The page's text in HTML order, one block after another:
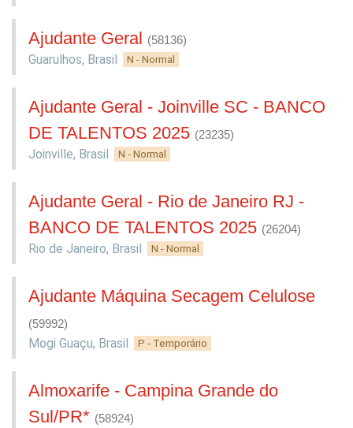
Ajudante Geral (58136)
Guarulhos, Brasil N - Normal
Ajudante Geral - Joinville SC - BANCO
DE TALENTOS 2025 (23235)
Joinville, Brasil N - Normal
Ajudante Geral - Rio de Janeiro RJ -
BANCO DE TALENTOS 2025 (26204)
Rio de Janeiro, Brasil N - Normal
Ajudante Máquina Secagem Celulose
(59992)
Mogi Guaçu, Brasil P - Temporário
Almoxarife - Campina Grande do
Sul/PR* (58924)